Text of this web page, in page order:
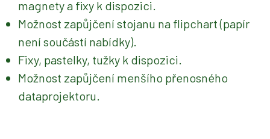
magnety a fixy k dispozici.
Možnost zapůjčení stojanu na flipchart (papír
není součástí nabídky).
Fixy, pastelky, tužky k dispozici.
Možnost zapůjčení menšího přenosného
dataprojektoru.